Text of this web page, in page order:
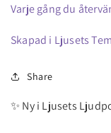
Varje gång du
Skapad i Ljusets
Share
✨ Ny i Ljusets